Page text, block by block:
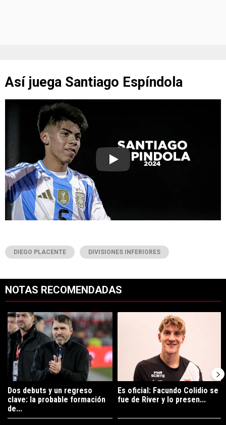
Así juega Santiago Espíndola
Play
DIEGO PLACENTE DIVISIONES INFERIORES
NOTAS RECOMENDADAS
Un artículo de tendencia con el título "Dos debuts y un regreso
Dos debuts y un regreso
clave: la probable formación
de...
Un artículo de tendencia con el
Es oficial: Facundo Colidio se
fue de River y lo presen...